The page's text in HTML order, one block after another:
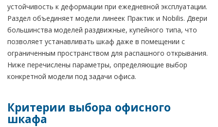
устойчивость к деформации при ежедневной эксплуатации.
Раздел объединяет модели линеек Практик и Nobilis. Двери
большинства моделей раздвижные, купейного типа, что
позволяет устанавливать шкаф даже в помещении с
ограниченным пространством для распашного открывания.
Ниже перечислены параметры, определяющие выбор
конкретной модели под задачи офиса.
Критерии выбора офисного
шкафа